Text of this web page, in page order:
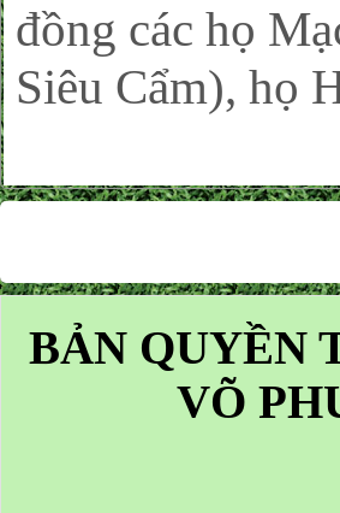
đồng các họ
Siêu Cẩm), họ
BẢN QUYỀN
VÕ